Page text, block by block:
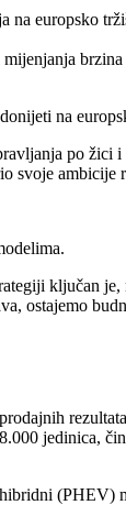
na europsko
brzina
na
po
svoje ambicije
ključan
ostajemo
jedinica,
(PHEV)